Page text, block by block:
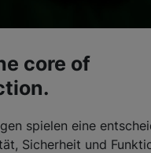
core of
spielen eine
Sicherheit und